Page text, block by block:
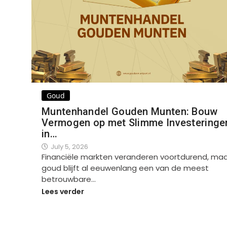
Goud
Muntenhandel Gouden Munten: Bouw
Vermogen op met Slimme
in…
July 5, 2026
Financiële markten veranderen voortdurend,
goud blijft al eeuwenlang een van de meest
betrouwbare…
Lees verder